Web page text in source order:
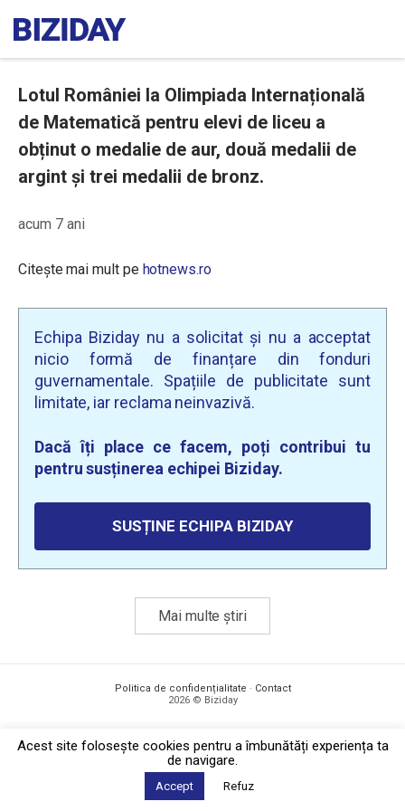
Lotul României la Olimpiada Internațională
de Matematică pentru elevi de liceu a
obținut o medalie de aur, două medalii de
argint și trei medalii de bronz.
acum 7 ani
Citește mai mult pe hotnews.ro
Echipa Biziday nu a solicitat și nu a acceptat
nicio formă de finanțare din fonduri
guvernamentale. Spațiile de publicitate sunt
limitate, iar reclama neinvazivă.
Dacă îți place ce facem, poți contribui tu
pentru susținerea echipei Biziday.
SUSȚINE ECHIPA BIZIDAY
Mai multe știri
Politica de confidențialitate · Contact
2026 © Biziday
Acest site foloseşte cookies pentru a îmbunătăți experiența ta
de navigare.
Accept Refuz